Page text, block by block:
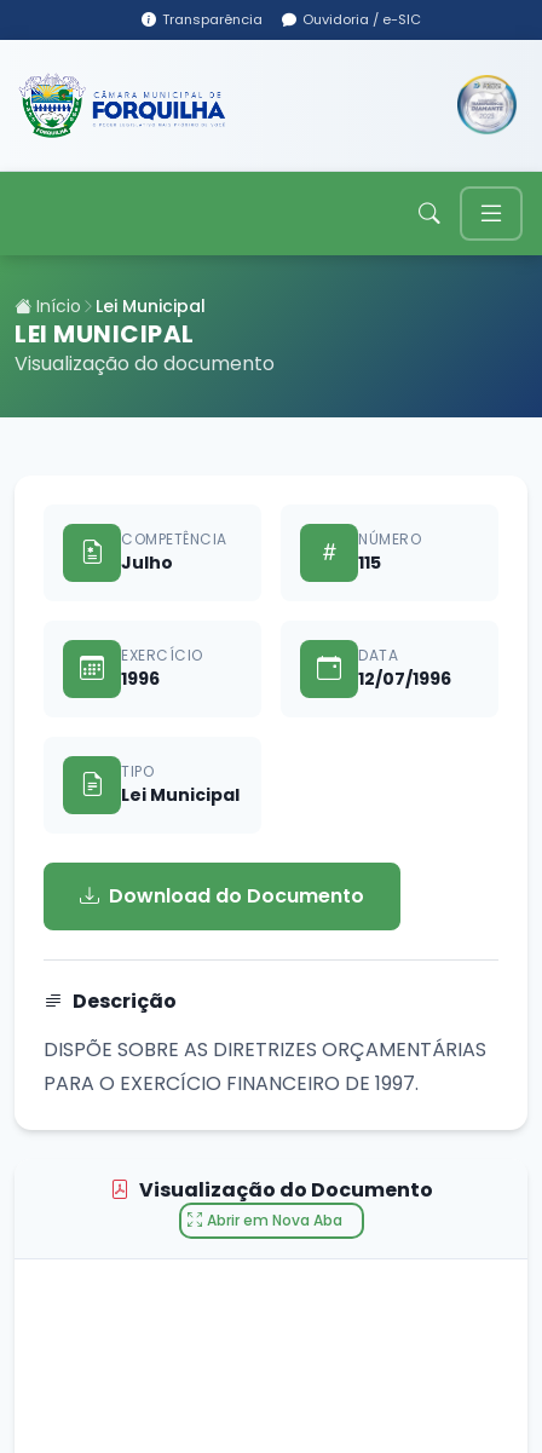
Transparência Ouvidoria / e-SIC
Início Lei Municipal
LEI MUNICIPAL
Visualização do documento
COMPETÊNCIA
Julho
NÚMERO
115
EXERCÍCIO
1996
DATA
12/07/1996
TIPO
Lei Municipal
Download do Documento
Descrição
DISPÕE SOBRE AS DIRETRIZES ORÇAMENTÁRIAS
PARA O EXERCÍCIO FINANCEIRO DE 1997.
Visualização do Documento
Abrir em Nova Aba